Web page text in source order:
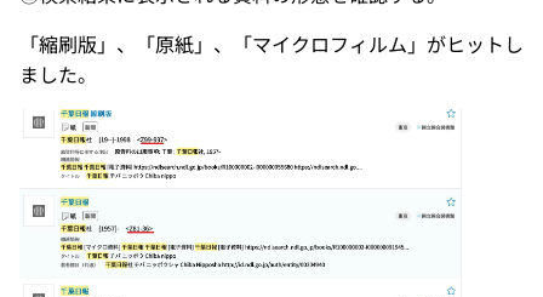
「縮刷版」、「原紙」、「マイクロフィルム」がヒットし
ました。